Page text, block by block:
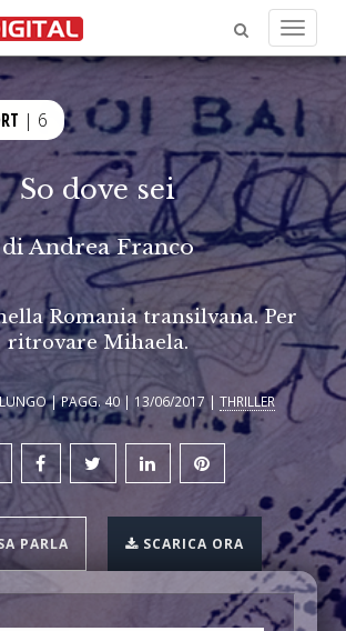
Menu
| 6
So dove sei
diAndrea Franco
Romania transilvana. Per
ritrovare Mihaela.
| PAGG. 40 | 13/06/2017 | THRILLER
PARLA SCARICA ORA